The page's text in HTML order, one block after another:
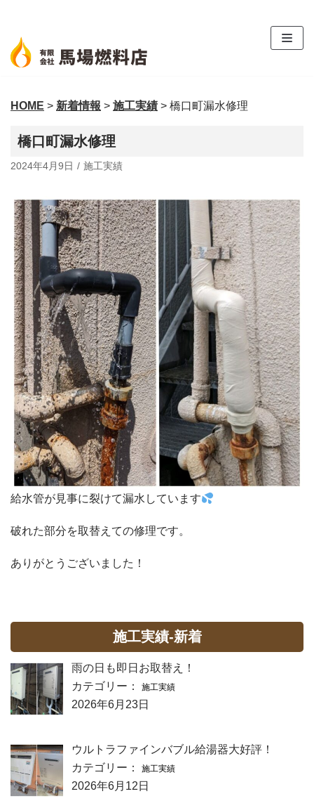
ン
テ
ン
へ
キ
ッ
HOME > 新着情報 > 施工実績 > 橋口町漏水修理
橋口町漏水修理
2024年4月9日 施工実績
給水管が見事に裂けて漏水しています
破れた部分を取替えての修理です。
ありがとうございました！
施工実績-新着
雨の日も即日お取替え！
カテゴリー：
施工実績
2026年6月23日
ウルトラファインバブル給湯器大好評！
カテゴリー：
施工実績
2026年6月12日